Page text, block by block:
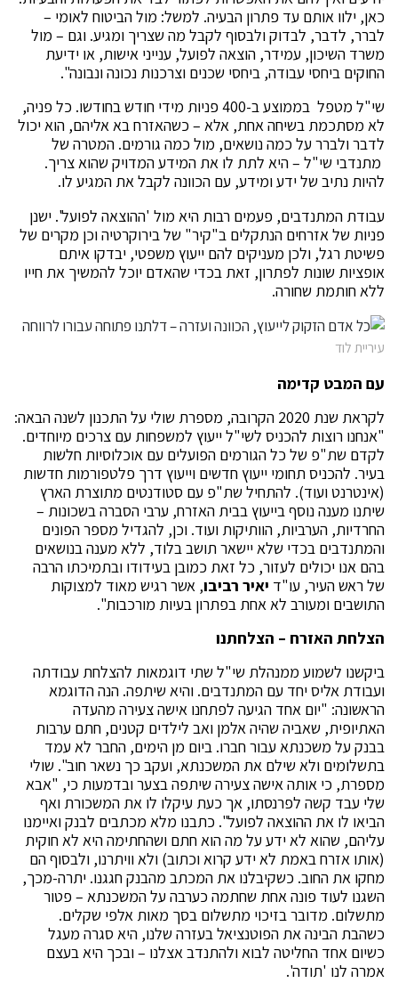
כאן, ילוו אותם עד פתרון הבעיה. למשל: מול הביטוח לאומי –
לברר, לדבר, לבדוק ולבסוף לקבל מה שצריך ומגיע. וגם – מול
משרד השיכון, עמידר, הוצאה לפועל, ענייני אישות, או ידיעת
החוקים ביחסי עבודה, ביחסי שכנים וצרכנות נכונה ונבונה".
שי"ל מטפל בממוצע ב-400 פניות מידי חודש בחודשו. כל פניה,
לא מסתכמת בשיחה אחת, אלא – כשהאזרח בא אליהם, הוא יכול
לדבר ולברר על כמה נושאים, מול כמה גורמים. המטרה של
מתנדבי שי"ל – היא לתת לו את המידע המדויק שהוא צריך.
להיות נתיב של ידע ומידע, עם הכוונה לקבל את המגיע לו.
עבודת המתנדבים, פעמים רבות היא מול 'ההוצאה לפועל'. ישנן
פניות של אזרחים הנתקלים ב"קיר" של בירוקרטיה וכן מקרים של
פשיטת רגל, ולכן מעניקים להם ייעוץ משפטי, יבדקו איתם
אופציות שונות לפתרון, זאת בכדי שהאדם יוכל להמשיך את חייו
ללא חותמת שחורה.
עיריית לוד
עם המבט קדימה
לקראת שנת 2020 הקרובה, מספרת שולי על התכנון לשנה הבאה:
"אנחנו רוצות להכניס לשי"ל ייעוץ למשפחות עם צרכים מיוחדים.
לקדם שת"פ של כל הגורמים הפועלים עם אוכלוסיות חלשות
בעיר. להכניס תחומי ייעוץ חדשים וייעוץ דרך פלטפורמות חדשות
(אינטרנט ועוד). להתחיל שת"פ עם סטודנטים מתוצרת הארץ
שיתנו מענה נוסף בייעוץ בבית האזרח, ערבי הסברה בשכונות –
החרדיות, הערביות, הוותיקות ועוד. וכן, להגדיל מספר הפונים
והמתנדבים בכדי שלא יישאר תושב בלוד, ללא מענה בנושאים
בהם אנו יכולים לעזור, כל זאת כמובן בעידודו ובתמיכתו הרבה
של ראש העיר, עו"ד יאיר רביבו, אשר רגיש מאוד למצוקות
התושבים ומעורב לא אחת בפתרון בעיות מורכבות".
הצלחת האזרח – הצלחתנו
ביקשנו לשמוע ממנהלת שי"ל שתי דוגמאות להצלחת עבודתה
ועבודת אליס יחד עם המתנדבים. והיא שיתפה. הנה הדוגמא
הראשונה: "יום אחד הגיעה לפתחנו אישה צעירה מהעדה
האתיופית, שאביה שהיה אלמן ואב לילדים קטנים, חתם ערבות
בבנק על משכנתא עבור חברו. ביום מן הימים, החבר לא עמד
בתשלומים ולא שילם את המשכנתא, ועקב כך נשאר חוב". שולי
מספרת, כי אותה אישה צעירה שיתפה בצער ובדמעות כי, "אבא
שלי עבד קשה לפרנסתו, אך כעת עיקלו לו את המשכורת ואף
הביאו לו את ההוצאה לפועל". כתבנו מלא מכתבים לבנק ואיימנו
עליהם, שהוא לא ידע על מה הוא חתם ושהחתימה היא לא חוקית
(אותו אזרח באמת לא ידע קרוא וכתוב) ולא וויתרנו, ולבסוף הם
מחקו את החוב. כשקיבלנו את המכתב מהבנק חגגנו. יתרה-מכך,
השגנו לעוד פונה אחת שחתמה כערבה על המשכנתא – פטור
מתשלום. מדובר בזיכוי מתשלום בסך מאות אלפי שקלים.
כשהבת הבינה את הפוטנציאל בעזרה שלנו, היא סגרה מעגל
כשיום אחד החליטה לבוא ולהתנדב אצלנו – ובכך היא בעצם
אמרה לנו 'תודה'.